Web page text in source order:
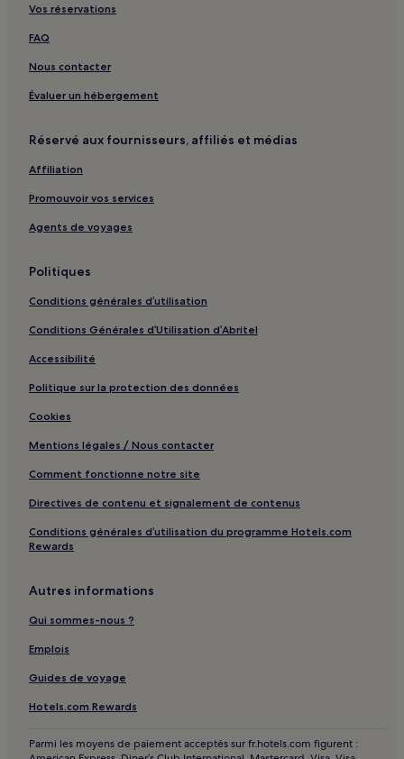
Vos réservations
FAQ
Nous contacter
Évaluer un hébergement
Réservé aux fournisseurs, affiliés et médias
Affiliation
Promouvoir vos services
Agents de voyages
Politiques
Conditions générales d’utilisation
Conditions Générales d’Utilisation d’Abritel
Accessibilité
Politique sur la protection des données
Cookies
Mentions légales / Nous contacter
Comment fonctionne notre site
Directives de contenu et signalement de contenus
Conditions générales d’utilisation du programme Hotels.com
Rewards
Autres informations
Qui sommes-nous ?
Emplois
Guides de voyage
Hotels.com Rewards
Parmi les moyens de paiement acceptés sur fr.hotels.com figurent :